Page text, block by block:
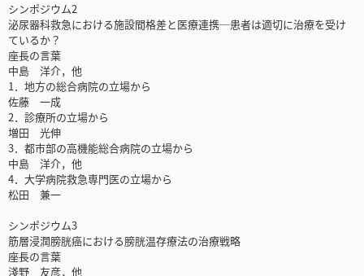
シンポジウム2
泌尿器科救急における施設間格差と医療連携─患者は適切に治療を受け
ているか？
座長の言葉
中島 洋介，他
1．地方の総合病院の立場から
佐藤 一成
2．診療所の立場から
増田 光伸
3．都市部の高機能総合病院の立場から
中島 洋介，他
4．大学病院救急専門医の立場から
松田 兼一
シンポジウム3
筋層浸潤膀胱癌における膀胱温存療法の治療戦略
座長の言葉
淺野 友彦，他